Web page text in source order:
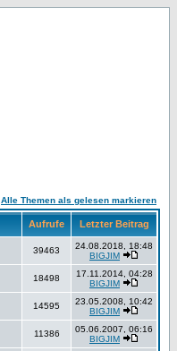
Alle Themen als gelesen markieren
Aufrufe Letzter Beitrag
39463
24.08.2018, 18:48
BIGJIM
18498
17.11.2014, 04:28
BIGJIM
14595
23.05.2008, 10:42
BIGJIM
11386
05.06.2007, 06:16
BIGJIM